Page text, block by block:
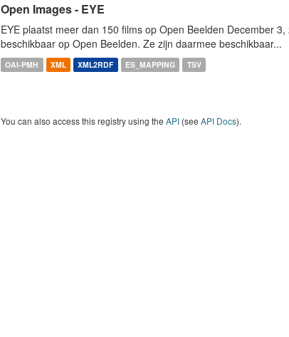
Open Images - EYE
EYE plaatst meer dan 150 films op Open Beelden December
beschikbaar op Open Beelden. Ze zijn daarmee beschikbaar...
OAI-PMH XML XML2RDF ES_MAPPING TSV
You can also access this registry using the API (see API Docs).